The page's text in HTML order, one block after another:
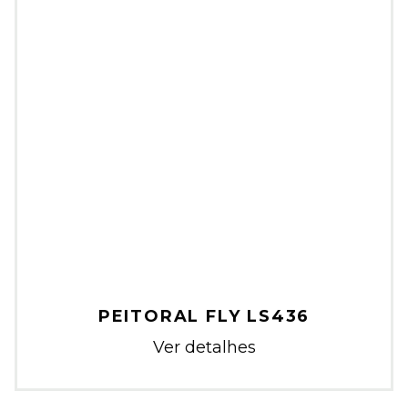
PEITORAL FLY LS436
Ver detalhes